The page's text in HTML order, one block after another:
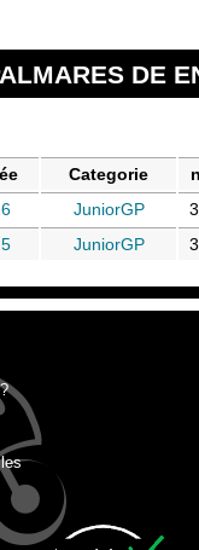
DE
Categorie
JuniorGP
JuniorGP